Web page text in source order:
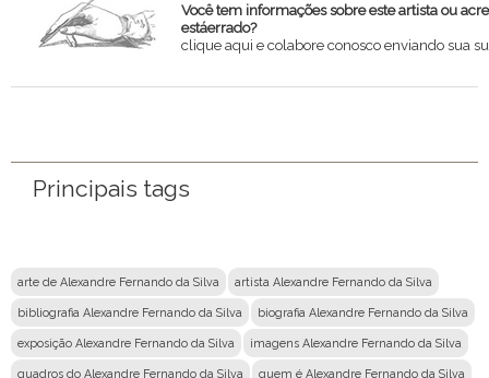
Você tem informações sobre este artista ou
estáerrado?
clique aqui e colabore conosco enviando sua
Principais tags
arte de Alexandre Fernando da Silva artista Alexandre Fernando da Silva
bibliografia Alexandre Fernando da Silva biografia Alexandre Fernando da Silva
exposição Alexandre Fernando da Silva imagens Alexandre Fernando da Silva
quadros do Alexandre Fernando da Silva quem é Alexandre Fernando da Silva